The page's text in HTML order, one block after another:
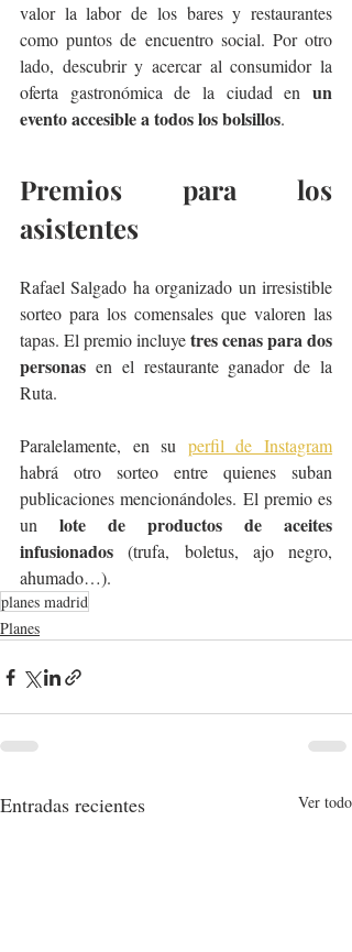
valor la labor de los bares y restaurantes
como puntos de encuentro social. Por otro
lado, descubrir y acercar al consumidor la
oferta gastronómica de la ciudad en un
evento accesible a todos los bolsillos.
Premios para los
asistentes
Rafael Salgado ha organizado un irresistible
sorteo para los comensales que valoren las
tapas. El premio incluye tres cenas para dos
personas en el restaurante ganador de la
Ruta.
Paralelamente, en su perfil de Instagram
habrá otro sorteo entre quienes suban
publicaciones mencionándoles. El premio es
un lote de productos de aceites
infusionados (trufa, boletus, ajo negro,
ahumado…).
planes madrid
Planes
Entradas recientes Ver todo